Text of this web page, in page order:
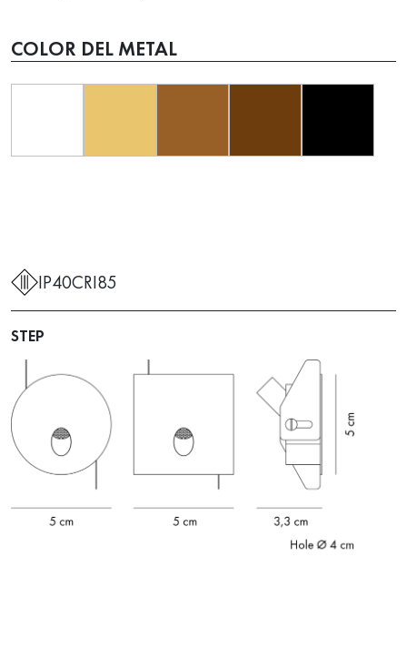
COLOR DEL METAL
IP40CRI85
STEP